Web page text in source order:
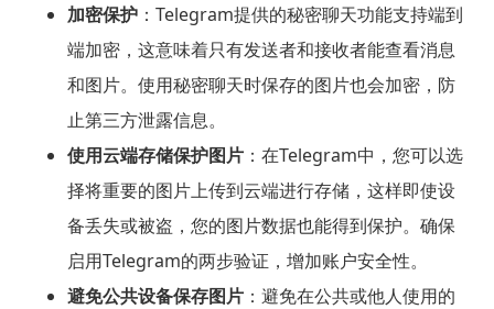
加密保护：Telegram提供的秘密聊天功能支持端到
端加密，这意味着只有发送者和接收者能查看消息
和图片。使用秘密聊天时保存的图片也会加密，防
止第三方泄露信息。
使用云端存储保护图片：在Telegram中，您可以选
择将重要的图片上传到云端进行存储，这样即使设
备丢失或被盗，您的图片数据也能得到保护。确保
启用Telegram的两步验证，增加账户安全性。
避免公共设备保存图片：避免在公共或他人使用的